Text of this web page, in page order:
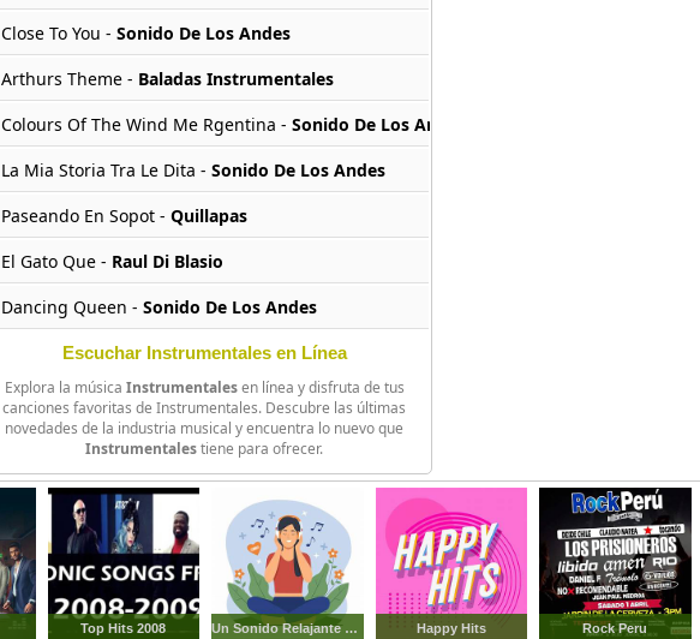
Close To You - Sonido De Los Andes
Arthurs Theme - Baladas Instrumentales
Colours Of The Wind Me Rgentina - Sonido De Los Andes
La Mia Storia Tra Le Dita - Sonido De Los Andes
Paseando En Sopot - Quillapas
El Gato Que - Raul Di Blasio
Dancing Queen - Sonido De Los Andes
Hotel California - Sonido De Los Andes
Leno Verde -Paja Brava
Just The Way You Are -Sonido De Los Andes
Feelings (Meridian Siegel) -Flauta Magica
I Sust Called To Say I Love You -Sonido De Los Andes
Imagine -Baladas Instrumentales
Pretty Woman -Baladas Instrumentales
Escuchar Instrumentales en Línea
Explora la música Instrumentalesen línea y disfruta de tus
canciones favoritas de Instrumentales. Descubre las últimas
novedades de la industria musical y encuentra lo nuevo que
Instrumentalestiene para ofrecer.
Top Hits 2008 Un Sonido Relajante Y Rapido Happy Hits Rock Peru